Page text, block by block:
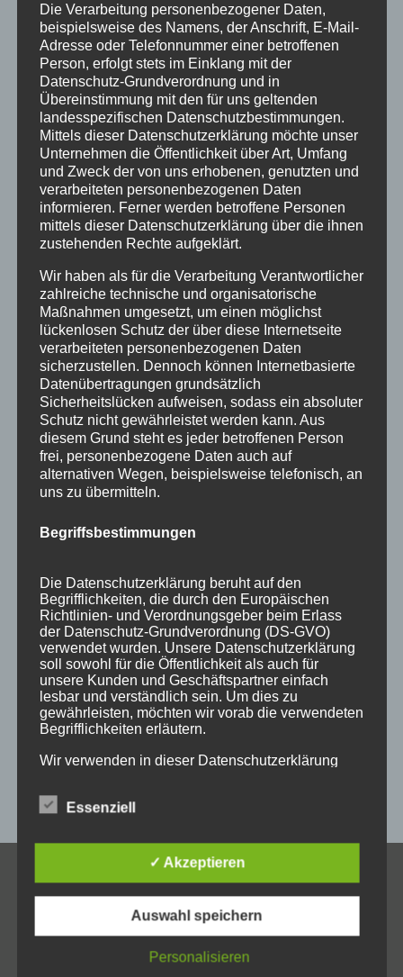
Juli 2016
Juni 2016
Mai 2016
März 2016
Februar 2016
Januar 2016
November 2015
September 2015
August 2015
Juli 2015
Juni 2015
Schlagworte
allgäu Allgäuer Festwoche allgäuer holzschilder
angebote aus holz ausstellung bayern echtholz
einzelanfertigungen firmenschilder gelasert
holz holzbearbeitung
holzgeschenke holzpostkarten holzprodukte
holzschild holzschilder holzwaren individuell
kempten laser lasergravur lasergravuren messe
messestand post schild schilder schilder aus holz
sulzberg weihnachten weihnachtsgeschenke
weihnachtsmarkt
KONTAKT
Allgäuer Holzschilder
Inh. Jörg Schmid
Die Verarbeitung personenbezogener Daten,
beispielsweise des Namens, der Anschrift, E-Mail-
Adresse oder Telefonnummer einer betroffenen
Person, erfolgt stets im Einklang mit der
Datenschutz-Grundverordnung und in
Übereinstimmung mit den für uns geltenden
landesspezifischen Datenschutzbestimmungen.
Mittels dieser Datenschutzerklärung möchte unser
Unternehmen die Öffentlichkeit über Art, Umfang
und Zweck der von uns erhobenen, genutzten und
verarbeiteten personenbezogenen Daten
informieren. Ferner werden betroffene Personen
mittels dieser Datenschutzerklärung über die ihnen
zustehenden Rechte aufgeklärt.
Wir haben als für die Verarbeitung Verantwortlicher
zahlreiche technische und organisatorische
Maßnahmen umgesetzt, um einen möglichst
lückenlosen Schutz der über diese Internetseite
verarbeiteten personenbezogenen Daten
sicherzustellen. Dennoch können Internetbasierte
Datenübertragungen grundsätzlich
Sicherheitslücken aufweisen, sodass ein absoluter
Schutz nicht gewährleistet werden kann. Aus
diesem Grund steht es jeder betroffenen Person
frei, personenbezogene Daten auch auf
alternativen Wegen, beispielsweise telefonisch, an
uns zu übermitteln.
Begriffsbestimmungen
Die Datenschutzerklärung beruht auf den
Begrifflichkeiten, die durch den Europäischen
Richtlinien- und Verordnungsgeber beim Erlass
der Datenschutz-Grundverordnung (DS-GVO)
verwendet wurden. Unsere Datenschutzerklärung
soll sowohl für die Öffentlichkeit als auch für
unsere Kunden und Geschäftspartner einfach
lesbar und verständlich sein. Um dies zu
gewährleisten, möchten wir vorab die verwendeten
Begrifflichkeiten erläutern.
Wir verwenden in dieser Datenschutzerklärung
Personenbezogene Daten sind alle Informationen,
die sich auf eine identifizierte oder identifizierbare
natürliche Person (im Folgenden „betroffene
Person") beziehen. Als identifizierbar wird eine
natürliche Person angesehen, die direkt oder
Essenziell
✓ Akzeptieren
Auswahl speichern
Personalisieren